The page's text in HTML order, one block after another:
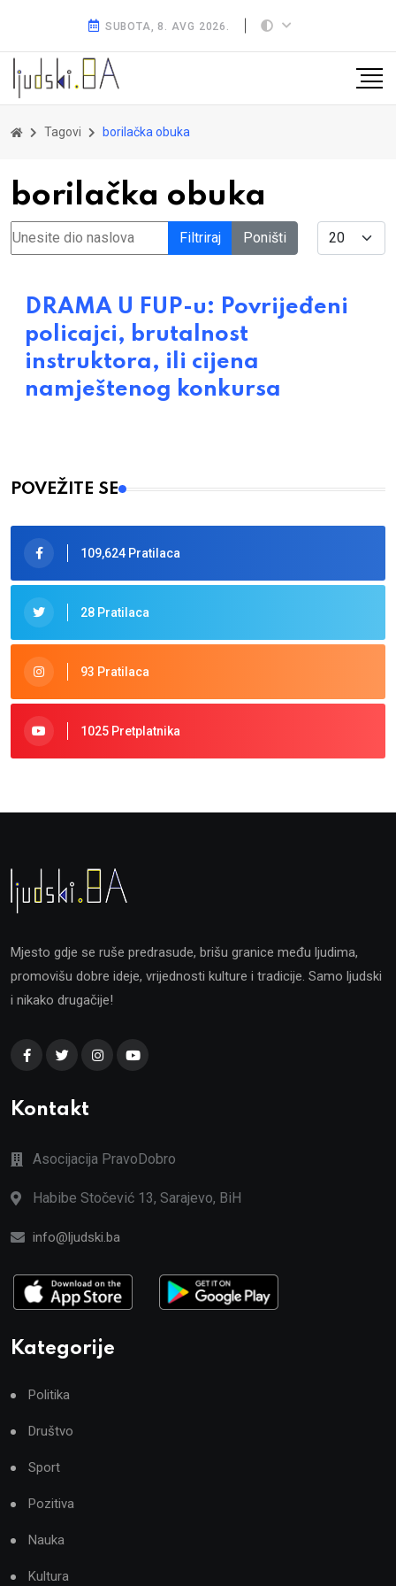
SUBOTA, 8. AVG 2026.
Tagovi borilačka obuka
borilačka obuka
Unesite dio naslova Filtriraj Poništi Display #
DRAMA U FUP-u: Povrijeđeni
policajci, brutalnost
instruktora, ili cijena
namještenog konkursa
POVEŽITE SE
109,624 Pratilaca
28 Pratilaca
93 Pratilaca
1025 Pretplatnika
Mjesto gdje se ruše predrasude, brišu granice među ljudima,
promovišu dobre ideje, vrijednosti kulture i tradicije. Samo ljudski
i nikako drugačije!
Kontakt
Asocijacija PravoDobro
Habibe Stočević 13, Sarajevo, BiH
info@ljudski.ba
Kategorije
Politika
Društvo
Sport
Pozitiva
Nauka
Kultura